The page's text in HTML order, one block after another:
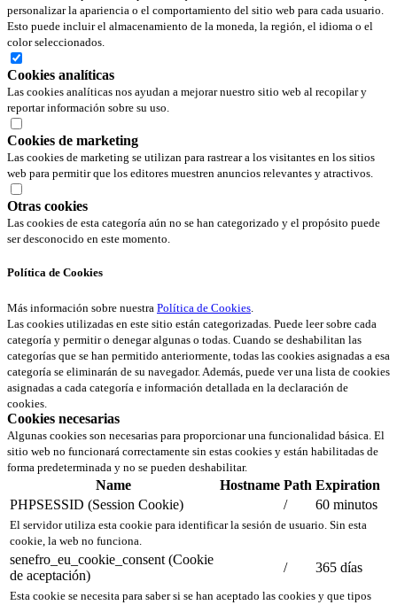
personalizar la apariencia o el comportamiento del sitio web para cada usuario.
Esto puede incluir el almacenamiento de la moneda, la región, el idioma o el
color seleccionados.
Cookies analíticas
Las cookies analíticas nos ayudan a mejorar nuestro sitio web al recopilar y
reportar información sobre su uso.
Cookies de marketing
Las cookies de marketing se utilizan para rastrear a los visitantes en los sitios
web para permitir que los editores muestren anuncios relevantes y atractivos.
Otras cookies
Las cookies de esta categoría aún no se han categorizado y el propósito puede
ser desconocido en este momento.
Política de Cookies
Más información sobre nuestra Política de Cookies.
Las cookies utilizadas en este sitio están categorizadas. Puede leer sobre cada
categoría y permitir o denegar algunas o todas. Cuando se deshabilitan las
categorías que se han permitido anteriormente, todas las cookies asignadas a esa
categoría se eliminarán de su navegador. Además, puede ver una lista de cookies
asignadas a cada categoría e información detallada en la declaración de
cookies.
Cookies necesarias
Algunas cookies son necesarias para proporcionar una funcionalidad básica. El
sitio web no funcionará correctamente sin estas cookies y están habilitadas de
forma predeterminada y no se pueden deshabilitar.
Name Hostname Path Expiration
PHPSESSID (Session Cookie)
/ 60 minutos
El servidor utiliza esta cookie para identificar la sesión de usuario. Sin esta
cookie, la web no funciona.
senefro_eu_cookie_consent (Cookie
de aceptación)
/ 365 días
Esta cookie se necesita para saber si se han aceptado las cookies y que tipos